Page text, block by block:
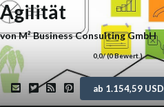
Agilität
vonM² Business Consulting GmbH
0,0/ (0Bewert.)
ab 1.154,59 USD